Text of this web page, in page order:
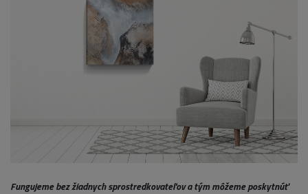
Fungujeme bez žiadnych sprostredkovateľov a tým môžeme poskytnúť